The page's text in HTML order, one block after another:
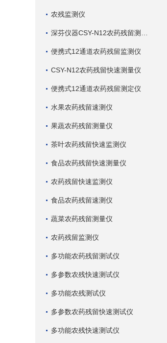
农残监测仪
便携式12通道农药残留监测仪
CSY-N12农药残留快速测量仪
便携式12通道农药残留测定仪
水果农药残留速测仪
果蔬农药残留测量仪
茶叶农药残留快速监测仪
食品农药残留快速测量仪
农药残留快速监测仪
食品农药残留速测仪
蔬菜农药残留测量仪
农药残留监测仪
多功能农药残留测试仪
多参数农残快速测试仪
多功能农残测试仪
多参数农药残留快速测试仪
多功能农残快速测试仪